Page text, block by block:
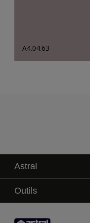
A4.04.63
Astral
La marque
Service technique
Contact
Outils